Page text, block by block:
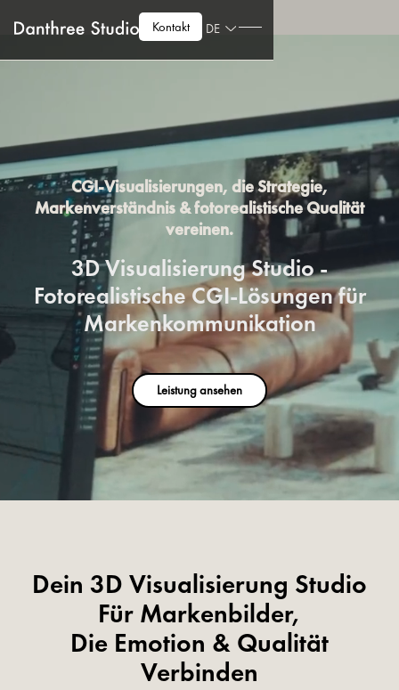
Kontakt DE
CGI-Visualisierungen, die Strategie,
Markenverständnis & fotorealistische Qualität
vereinen.
3D Visualisierung Studio -
Fotorealistische CGI-Lösungen für
Markenkommunikation
Leistung ansehen
Dein 3D Visualisierung Studio
Für Markenbilder,
Die Emotion & Qualität
Verbinden